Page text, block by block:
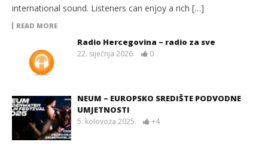
international sound. Listeners can enjoy a rich […]
READ MORE
Radio Hercegovina – radio za sve
22. siječnja 2026. 0
NEUM – EUROPSKO SREDIŠTE PODVODNE
UMJETNOSTI
5. kolovoza 2025. +4